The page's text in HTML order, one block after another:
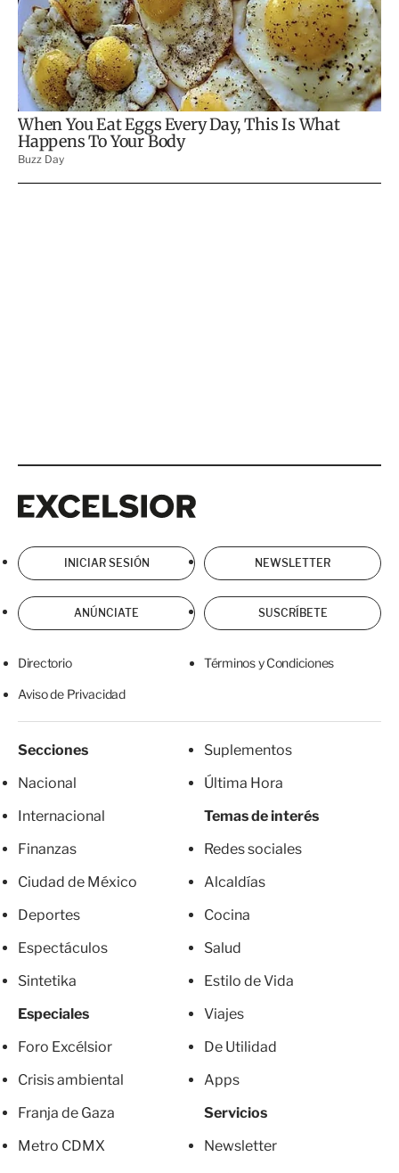
INICIAR SESIÓN NEWSLETTER
ANÚNCIATE SUSCRÍBETE
Directorio Términos y Condiciones
Aviso de Privacidad
Secciones
Nacional
Internacional
Finanzas
Ciudad de México
Deportes
Espectáculos
Sintetika
Especiales
Foro Excélsior
Crisis ambiental
Franja de Gaza
Metro CDMX
Suplementos
Última Hora
Temas de interés
Redes sociales
Alcaldías
Cocina
Salud
Estilo de Vida
Viajes
De Utilidad
Apps
Servicios
Newsletter